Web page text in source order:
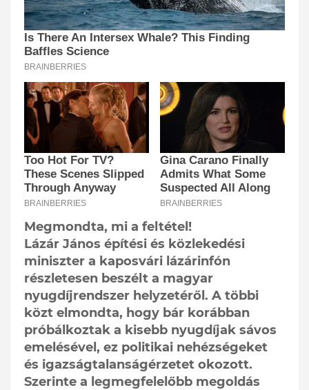
Megmondta, mi a feltétel!
Lázár János építési és közlekedési
miniszter a kaposvári lázárinfón
részletesen beszélt a magyar
nyugdíjrendszer helyzetéről. A többi
közt elmondta, hogy bár korábban
próbálkoztak a kisebb nyugdíjak sávos
emelésével, ez politikai nehézségeket
és igazságtalanságérzetet okozott.
Szerinte a legmegfelelőbb megoldás